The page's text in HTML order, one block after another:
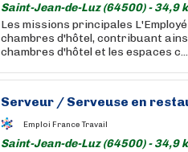
Saint-Jean-de-Luz (64500) - 34,9
Les missions principales
chambres d'hôtel, contribuant
chambres d'hôtel et les espaces c...
Serveur / Serveuse en
Emploi France Travail
Saint-Jean-de-Luz (64500) - 34,9